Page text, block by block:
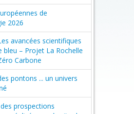
de
2026
avancées scientifiques
bleu – Projet La Rochelle
Carbone
pontons ... un univers
prospections